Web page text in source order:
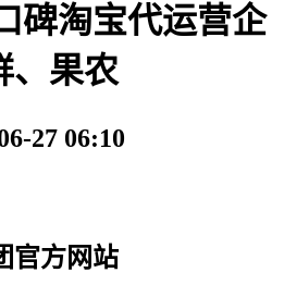
碑淘宝代运营企
、果农
27 06:10
官方网站